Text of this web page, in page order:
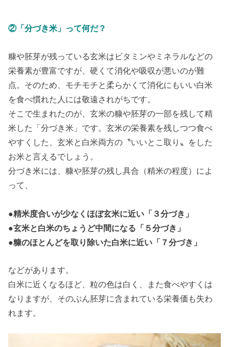
②「分づき米」って何だ？
糠や胚芽が残っている玄米はビタミンやミネラルなどの
栄養素が豊富ですが、硬くて消化や吸収が悪いのが難
点。そのため、モチモチと柔らかくて消化にもいい白米
を食べ慣れた人には敬遠されがちです。
そこで生まれたのが、玄米の糠や胚芽の一部を残して精
米した「分づき米」です。玄米の栄養素を残しつつ食べ
やすくした、玄米と白米両方の〝いいとこ取り〟をした
お米と言えるでしょう。
分づき米には、糠や胚芽の残し具合（精米の程度）によ
って、
●精米度合いが少なくほぼ玄米に近い「３分づき」
●玄米と白米のちょうど中間になる「５分づき」
●糠のほとんどを取り除いた白米に近い「７分づき」
などがあります。
白米に近くなるほど、粒の色は白く、また食べやすくは
なりますが、そのぶん胚芽に含まれている栄養価も失わ
れます。